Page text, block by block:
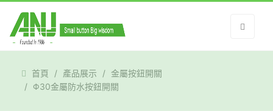
首頁 產品展示
金屬按鈕開關
Φ30金屬防水按鈕開關